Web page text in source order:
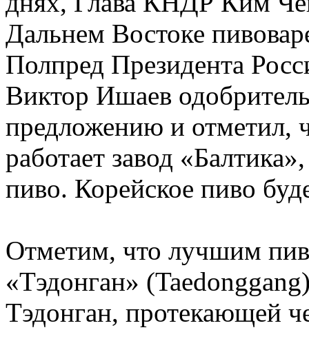
Дальнем Востоке
Полпред Президента
Виктор Ишаев
предложению и отметил,
работает завод
пиво. Корейское пиво
Отметим, что лучшим
«Тэдонган»
Тэдонган, протекающей